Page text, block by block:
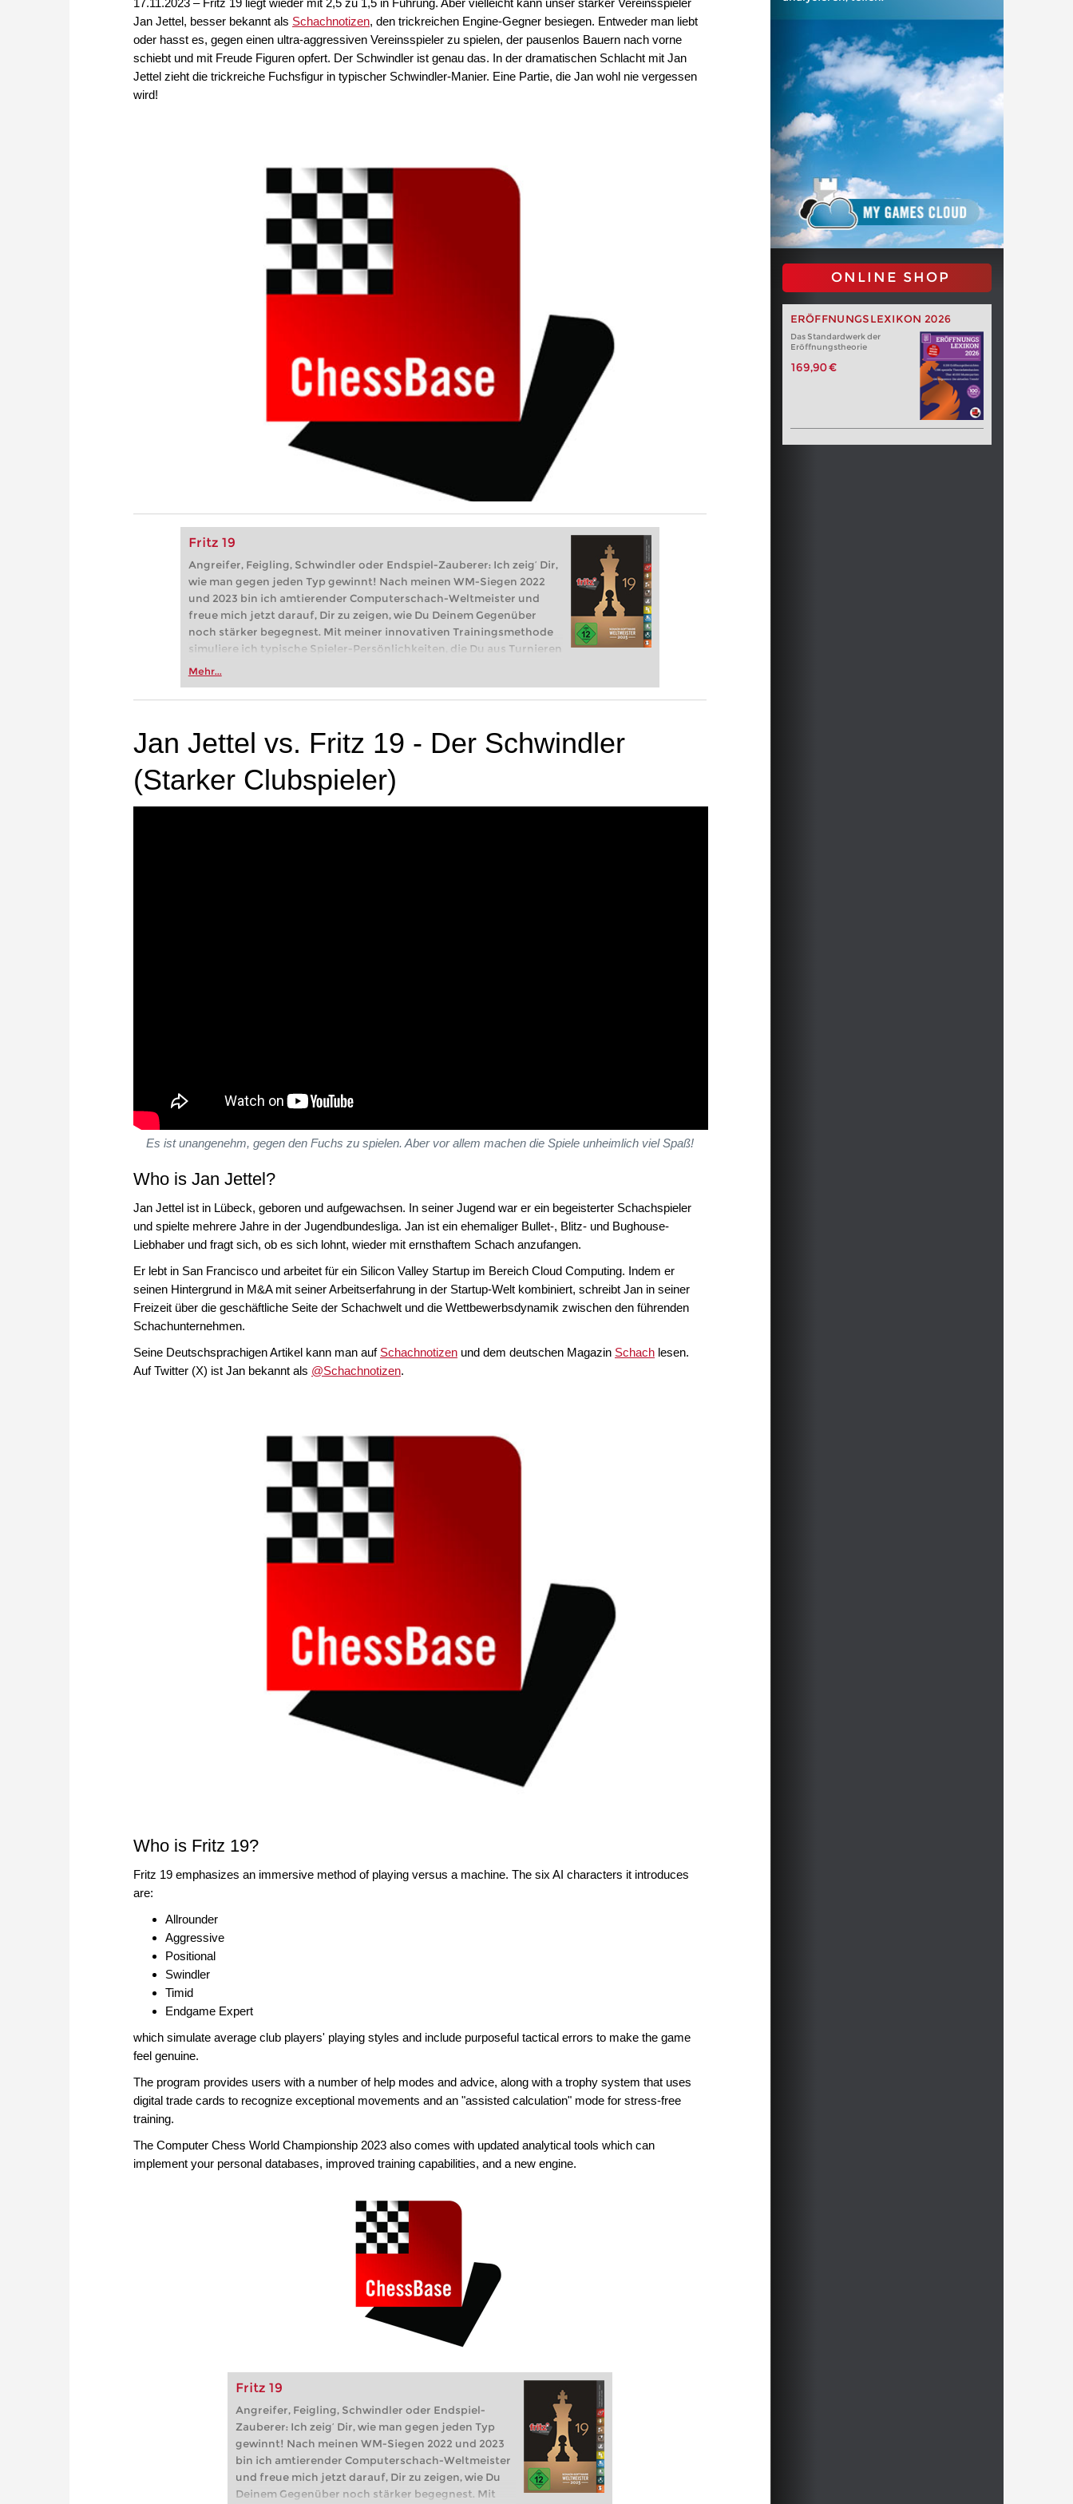
Jan Jettel, besser bekannt als Schachnotizen, den trickreichen Engine-Gegner besiegen. Entweder man liebt
oder hasst es, gegen einen ultra-aggressiven Vereinsspieler zu spielen, der pausenlos Bauern nach vorne
schiebt und mit Freude Figuren opfert. Der Schwindler ist genau das. In der dramatischen Schlacht mit Jan
Jettel zieht die trickreiche Fuchsfigur in typischer Schwindler-Manier. Eine Partie, die Jan wohl nie vergessen
wird!
Fritz 19
Angreifer, Feigling, Schwindler oder Endspiel-Zauberer: Ich zeig‘ Dir,
wie man gegen jeden Typ gewinnt! Nach meinen WM-Siegen 2022
und 2023 bin ich amtierender Computerschach-Weltmeister und
freue mich jetzt darauf, Dir zu zeigen, wie Du Deinem Gegenüber
noch stärker begegnest. Mit meiner innovativen Trainingsmethode
simuliere ich typische Spieler-Persönlichkeiten, die Du aus Turnieren
und Onlineschach kennst: forsche Angreifer, vorsichtige Feiglinge,
Dir wie es geht! Und für schöne Angriffe, Kombinationen oder Opfer
Mehr...
ONLINE SHOP
ERÖFFNUNGSLEXIKON 2026
Das Standardwerk der
Eröffnungstheorie
169,90 €
Jan Jettel vs. Fritz 19 - Der Schwindler
(Starker Clubspieler)
Es ist unangenehm, gegen den Fuchs zu spielen. Aber vor allem machen die Spiele unheimlich viel Spaß!
Who is Jan Jettel?
Jan Jettel ist in Lübeck, geboren und aufgewachsen. In seiner Jugend war er ein begeisterter Schachspieler
und spielte mehrere Jahre in der Jugendbundesliga. Jan ist ein ehemaliger Bullet-, Blitz- und Bughouse-
Liebhaber und fragt sich, ob es sich lohnt, wieder mit ernsthaftem Schach anzufangen.
Er lebt in San Francisco und arbeitet für ein Silicon Valley Startup im Bereich Cloud Computing. Indem er
seinen Hintergrund in M&A mit seiner Arbeitserfahrung in der Startup-Welt kombiniert, schreibt Jan in seiner
Freizeit über die geschäftliche Seite der Schachwelt und die Wettbewerbsdynamik zwischen den führenden
Schachunternehmen.
Seine Deutschsprachigen Artikel kann man auf Schachnotizen und dem deutschen Magazin Schach lesen.
Auf Twitter (X) ist Jan bekannt als @Schachnotizen.
Who is Fritz 19?
Fritz 19 emphasizes an immersive method of playing versus a machine. The six AI characters it introduces
are:
Allrounder
Aggressive
Positional
Swindler
Timid
Endgame Expert
which simulate average club players' playing styles and include purposeful tactical errors to make the game
feel genuine.
The program provides users with a number of help modes and advice, along with a trophy system that uses
digital trade cards to recognize exceptional movements and an "assisted calculation" mode for stress-free
training.
The Computer Chess World Championship 2023 also comes with updated analytical tools which can
implement your personal databases, improved training capabilities, and a new engine.
Fritz 19
Angreifer, Feigling, Schwindler oder Endspiel-
Zauberer: Ich zeig‘ Dir, wie man gegen jeden Typ
gewinnt! Nach meinen WM-Siegen 2022 und 2023
bin ich amtierender Computerschach-Weltmeister
und freue mich jetzt darauf, Dir zu zeigen, wie Du
Deinem Gegenüber noch stärker begegnest. Mit